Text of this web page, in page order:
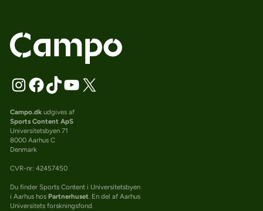
Campo.dkudgives af
Sports Content ApS
Universitetsbyen 71
8000 Aarhus C
Denmark
CVR-nr: 42457450
Du finder Sports Content i Universitetsbyen
i Aarhus hos Partnerhuset. En del af Aarhus
Universitets forskningsfond.